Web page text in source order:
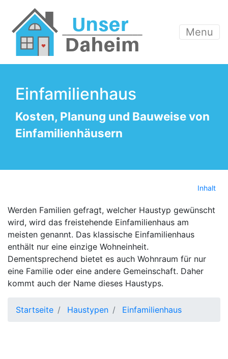
Menu
Einfamilienhaus
Kosten, Planung und Bauweise von
Einfamilienhäusern
Inhalt
Werden Familien gefragt, welcher Haustyp gewünscht
wird, wird das freistehende Einfamilienhaus am
meisten genannt. Das klassische Einfamilienhaus
enthält nur eine einzige Wohneinheit.
Dementsprechend bietet es auch Wohnraum für nur
eine Familie oder eine andere Gemeinschaft. Daher
kommt auch der Name dieses Haustyps.
Startseite Haustypen Einfamilienhaus